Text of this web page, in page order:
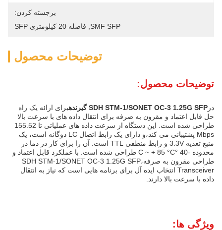
برجسته کردن:
SMF SFP
فاصله 20 کیلومتری SFP
توضیحات محصول
توضیحات محصول:
در SDH STM-1/SONET OC-3 1.25G SFP گیرنده
برای ارائه یک راه
حل قابل اعتماد و مقرون به صرفه برای انتقال داده های با سرعت بالا
طراحی شده است. این دستگاه از سرعت داده های عملیاتی تا 155.52
Mbps پشتیبانی می کند،و دارای یک رابط اتصال LC دوگانه است، یک
منبع تغذیه 3.3V و رابط منطقی TTL است. آن را برای کار در دما در
محدوده -40 °C ~ + 85 °C طراحی شده است. با عملکرد قابل اعتماد و
طراحی مقرون به صرفه،SDH STM-1/SONET OC-3 1.25G SFP
Transceiver انتخاب ایده آل برای برنامه هایی است که نیاز به انتقال
داده با سرعت بالا دارند.
ویژگی ها: